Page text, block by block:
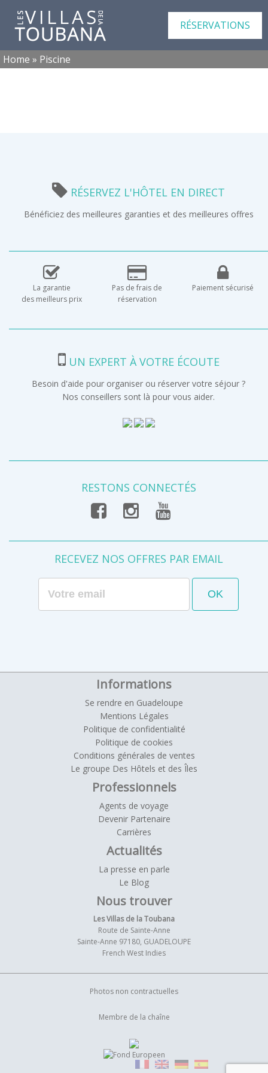
RÉSERVATIONS
Home » Piscine
RÉSERVEZ L'HÔTEL EN DIRECT
Bénéficiez des meilleures garanties et des meilleures offres
La garantie
des meilleurs prix
Pas de frais de
réservation
Paiement sécurisé
UN EXPERT À VOTRE ÉCOUTE
Besoin d'aide pour organiser ou réserver votre séjour ?
Nos conseillers sont là pour vous aider.
RESTONS CONNECTÉS
RECEVEZ NOS OFFRES PAR EMAIL
Informations
Se rendre en Guadeloupe
Mentions Légales
Politique de confidentialité
Politique de cookies
Conditions générales de ventes
Le groupe Des Hôtels et des Îles
Professionnels
Agents de voyage
Devenir Partenaire
Carrières
Actualités
La presse en parle
Le Blog
Nous trouver
Les Villas de la Toubana
Route de Sainte-Anne
Sainte-Anne 97180, GUADELOUPE
French West Indies
Photos non contractuelles
Membre de la chaîne